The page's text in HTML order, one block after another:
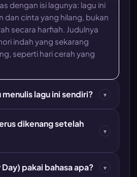
dengan isi lagunya: lagu ini
dan cinta yang hilang, bukan
secara harfiah. Judulnya
indah yang sekarang
seperti hari cerah yang
menulis lagu ini sendiri? ▾
dikenang setelah
▾
Day) pakai bahasa apa? ▾